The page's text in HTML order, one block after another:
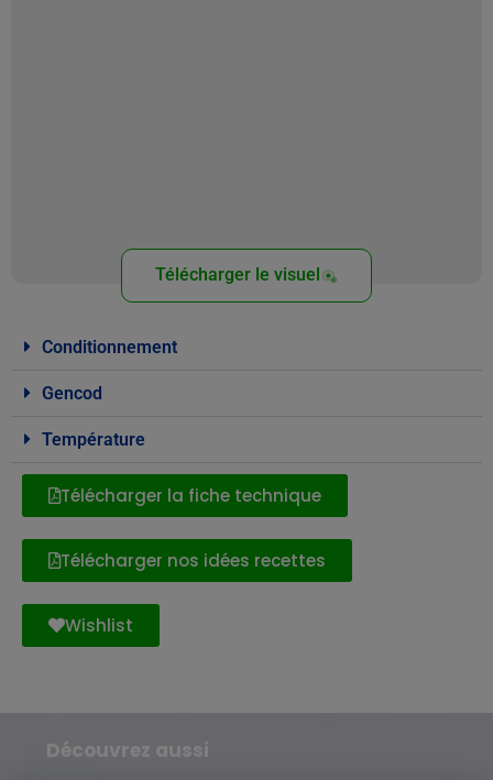
Télécharger le visuel
Conditionnement
Gencod
Température
Télécharger la fiche technique
Télécharger nos idées recettes
Wishlist
Découvrez aussi